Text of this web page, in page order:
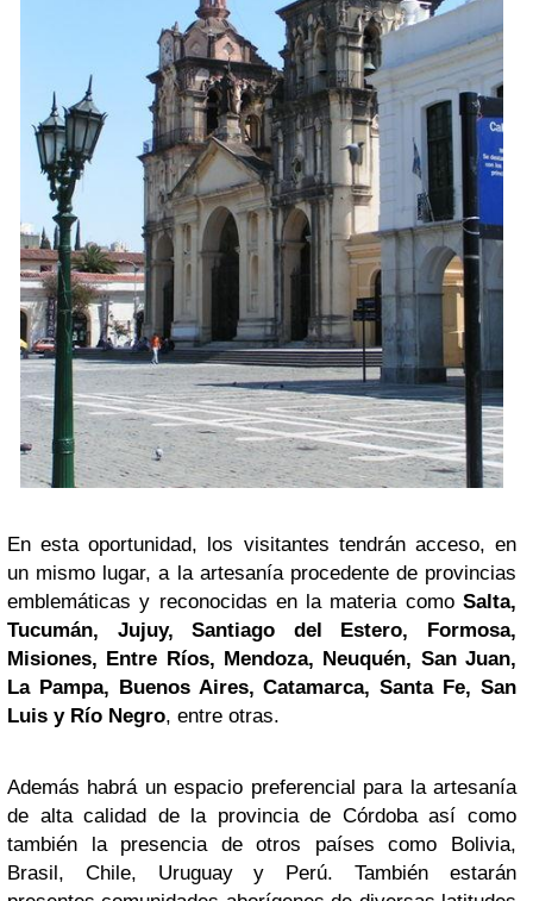
En esta oportunidad, los visitantes tendrán acceso, en
un mismo lugar, a la artesanía procedente de provincias
emblemáticas y reconocidas en la materia como Salta,
Tucumán, Jujuy, Santiago del Estero, Formosa,
Misiones, Entre Ríos, Mendoza, Neuquén, San Juan,
La Pampa, Buenos Aires, Catamarca, Santa Fe, San
Luis y Río Negro, entre otras.
Además habrá un espacio preferencial para la artesanía
de alta calidad de la provincia de Córdoba así como
también la presencia de otros países como Bolivia,
Brasil, Chile, Uruguay y Perú. También estarán